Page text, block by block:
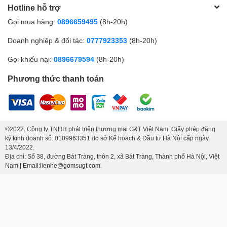
MuaLọ hoa men hỏa biến dáng
chân voi vẽ senở đâu?
Gốm Sứ G&T là đơn vị chuyên cung cấpgốm Bát Tràng
cấp, cam kết chất lượng và giá trị thẩm mỹ. Để sở hữu sản phẩm
lọ hoa men hỏa biến
độc đáo này, hãy liên hệ ngay để được tư
vấn chi tiết và nhận ưu đãi hấp dẫn!
Với thiết kế tinh tế, chất lượng vượt trội và ý nghĩa phong thủy tốt
Lọ hoa men hỏa biến dáng chân voi vẽ sen
lựa chọn hoàn hảo cho mọi không gian. Đừng bỏ lỡ cơ hội sở hữu
sản phẩm đẳng cấp từGốm Sứ G&T!
Hotline hỗ trợ
Gọi mua hàng: 0896659495 (8h-20h)
Doanh nghiệp & đối tác: 0777923353 (8h-20h)
Gọi khiếu nại: 0896679594 (8h-20h)
Phương thức thanh toán
©2022. Công ty TNHH phát triển thương mại G&T Việt Nam. Giấy phép đăng
ký kinh doanh số: 0109963351 do sở Kế hoạch & Đầu tư Hà Nội cấp ngày
13/4/2022.
Địa chỉ: Số 38, đường Bát Tràng, thôn 2, xã Bát Tràng, Thành phố Hà Nội, Việt
Nam | Email:lienhe@gomsugt.com.